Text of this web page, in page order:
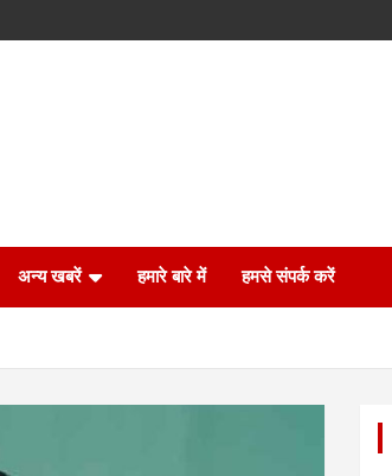
अन्य खबरें हमारे बारे में हमसे संपर्क करें